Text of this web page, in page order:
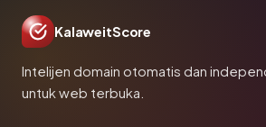
KalaweitScore
Intelijen domain otomatis dan
untuk web terbuka.